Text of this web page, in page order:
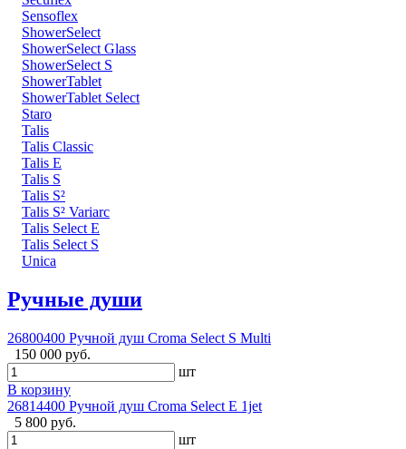
Sensoflex
ShowerSelect
ShowerSelect Glass
ShowerSelect S
ShowerTablet
ShowerTablet Select
Staro
Talis
Talis Classic
Talis E
Talis S
Talis S²
Talis S² Variarc
Talis Select E
Talis Select S
Unica
Ручные души
26800400 Ручной душ Croma Select S Multi
150 000 руб.
шт
В корзину
26814400 Ручной душ Croma Select E 1jet
5 800 руб.
шт